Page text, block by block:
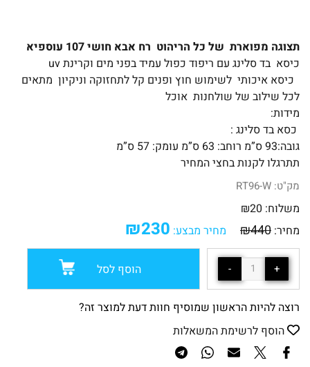
תצוגה מפוארת של כל הריהוט רח אבא חושי 107 עוספיא
כיסא בד סלינג עם ריפוד כפול עמיד בפני מים וקרינת uv
כיסא איכותי לשימוש חוץ ופנים קל לתחזוקה וניקיון מתאים
לכל שילוב של שולחנות אוכל
מידות:
כסא בד סלינג :
גובה:93 ס”מ רוחב: 63 ס”מ עומק: 57 ס”מ
תתרגלו לקנות בחצי המחיר
מק"ט: RT96-W
משלוח: ₪20
מחיר:
₪440 מחיר מבצע: ₪230
הוסף לסל
רוצה להיות הראשון שמוסיף חוות דעת למוצר זה?
הוסף לרשימת המשאלות